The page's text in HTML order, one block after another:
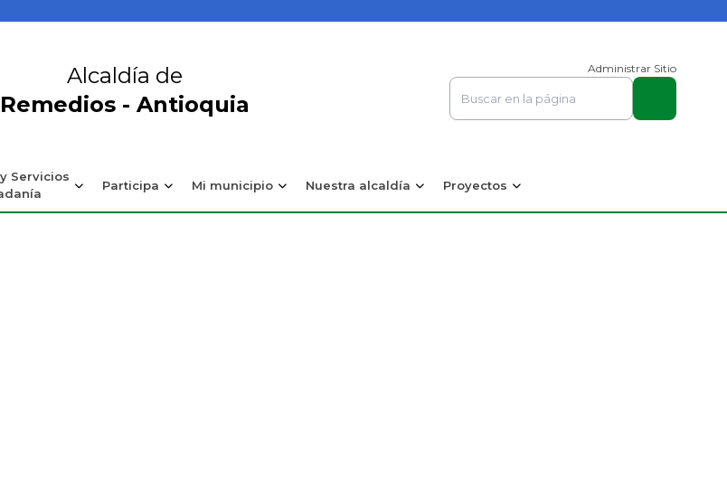
Alcaldía de
Remedios - Antioquia
Administrar Sitio
Servicios
Participa Mi municipio Nuestra alcaldía Proyectos